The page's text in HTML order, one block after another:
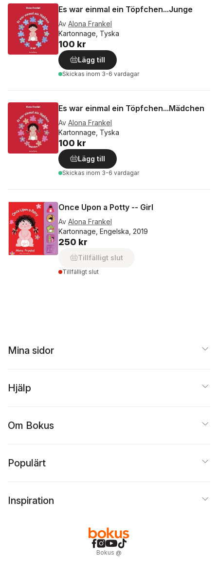
Es war einmal ein Töpfchen...Junge
Av Alona Frankel
Kartonnage, Tyska
100 kr
Lägg till
Skickas inom 3-6 vardagar
Es war einmal ein Töpfchen...Mädchen
Av Alona Frankel
Kartonnage, Tyska
100 kr
Lägg till
Skickas inom 3-6 vardagar
Once Upon a Potty -- Girl
Av Alona Frankel
Kartonnage, Engelska, 2019
250 kr
Tillfälligt slut
Tillfälligt slut
Mina sidor
Hjälp
Om Bokus
Populärt
Inspiration
Bokus @